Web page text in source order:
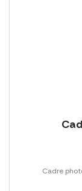
Cadre